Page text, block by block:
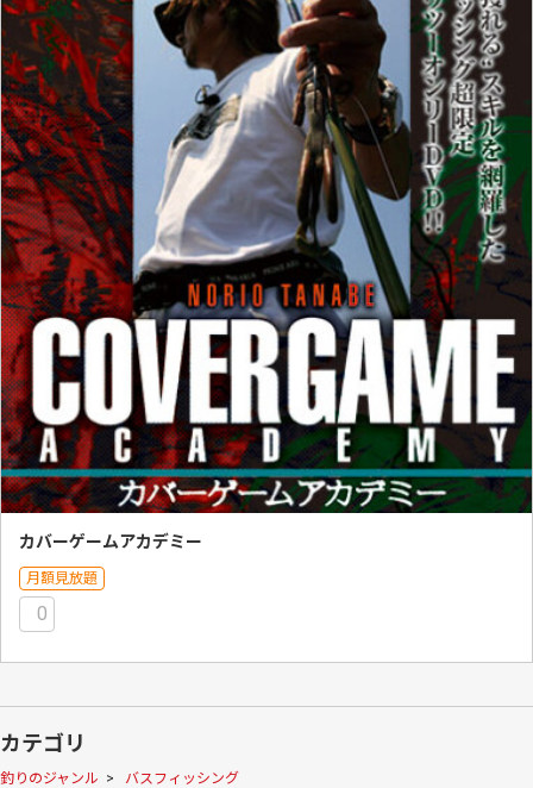
カバーゲームアカデミー
月額見放題
0
カテゴリ
釣りのジャンル > バスフィッシング